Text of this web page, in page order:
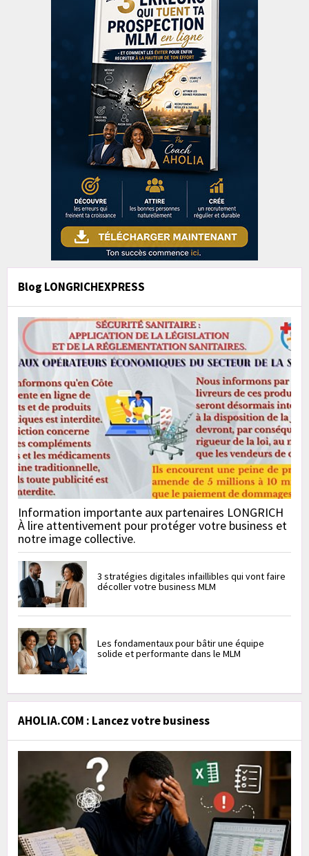
Blog LONGRICHEXPRESS
Information importante aux partenaires LONGRICH
À lire attentivement pour protéger votre business et
notre image collective.
3 stratégies digitales infaillibles qui vont faire
décoller votre business MLM
Les fondamentaux pour bâtir une équipe
solide et performante dans le MLM
AHOLIA.COM : Lancez votre business